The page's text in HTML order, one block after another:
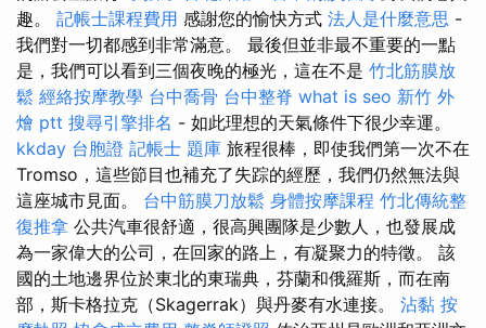
趣。 記帳士課程費用 感謝您的愉快方式 法人是什麼意思 -
我們對一切都感到非常滿意。 最後但並非最不重要的一點
是，我們可以看到三個夜晚的極光，這在不是 竹北筋膜放
鬆 經絡按摩教學 台中喬骨 台中整脊 what is seo 新竹 外
燴 ptt 搜尋引擎排名 - 如此理想的天氣條件下很少幸運。
kkday 台胞證 記帳士 題庫 旅程很棒，即使我們第一次不在
Tromso，這些節目也補充了失踪的經歷，我們仍然無法與
這座城市見面。 台中筋膜刀放鬆 身體按摩課程 竹北傳統整
復推拿 公共汽車很舒適，很高興團隊是少數人，也發展成
為一家偉大的公司，在回家的路上，有凝聚力的特徵。 該
國的土地邊界位於東北的東瑞典，芬蘭和俄羅斯，而在南
部，斯卡格拉克（Skagerrak）與丹麥有水連接。 沾黏 按